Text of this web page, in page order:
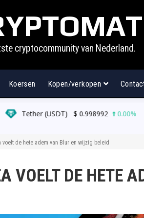
cryptocommunity van Nederland.
Koersen Kopen/verkopen
$0.998992 0.00% BNB (BNB)
voelt de hete adem van Blur en wijzig beleid
VOELT DE HETE